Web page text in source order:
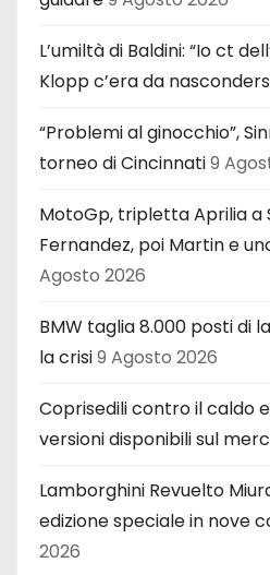
L’umiltà di Baldini: “Io ct
Klopp c’era da
“Problemi al ginocchio”,
torneo di Cincinnati9
MotoGp, tripletta Aprilia a
Fernandez, poi Martin e
Agosto 2026
BMW taglia 8.000 posti di
la crisi9 Agosto 2026
Coprisedili contro il caldo
versioni disponibili sul
Lamborghini Revuelto
edizione speciale in nove
2026